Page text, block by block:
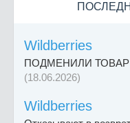
Wildberries
ПОДМЕНИЛИ
(18.06.2026)
Wildberries